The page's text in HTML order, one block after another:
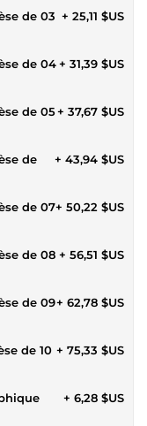
de 03 + 25,11 $US
de 04+ 31,39 $US
de 05+ 37,67 $US
de
+ 43,94 $US
de 07+ 50,22 $US
de 08 + 56,51 $US
de 09+ 62,78 $US
de 10 + 75,33 $US
+ 6,28 $US